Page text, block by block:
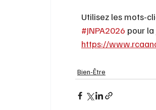
Utilisez les mots-
#JNPA2026 pour
https://
Bien-Être